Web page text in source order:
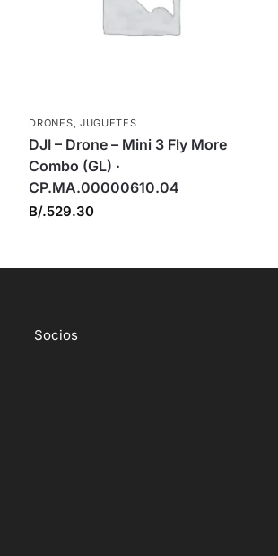
DRONES JUGUETES
DJI – Drone – Mini 3 Fly More
Combo (GL) ·
CP.MA.00000610.04
B/.529.30
Socios